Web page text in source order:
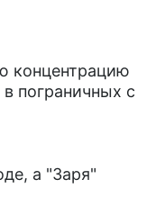
концентрацию
пограничных с
а "Заря"